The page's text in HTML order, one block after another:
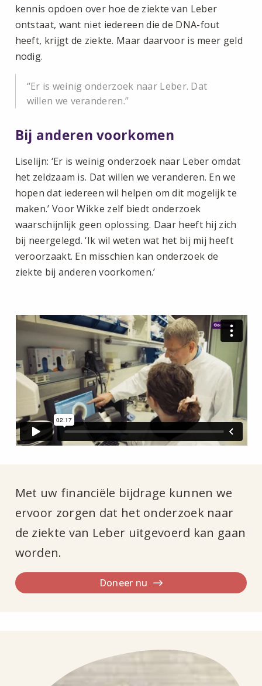
kennis opdoen over hoe de ziekte van Leber
ontstaat, want niet iedereen die de DNA-fout
heeft, krijgt de ziekte. Maar daarvoor is meer geld
nodig.
Er is weinig onderzoek naar Leber. Dat
willen we veranderen.
Bij anderen voorkomen
Liselijn: ‘Er is weinig onderzoek naar Leber omdat
het zeldzaam is. Dat willen we veranderen. En we
hopen dat iedereen wil helpen om dit mogelijk te
maken.’ Voor Wikke zelf biedt onderzoek
waarschijnlijk geen oplossing. Daar heeft hij zich
bij neergelegd. ‘Ik wil weten wat het bij mij heeft
veroorzaakt. En misschien kan onderzoek de
ziekte bij anderen voorkomen.’
Met uw financiële bijdrage kunnen we
ervoor zorgen dat het onderzoek naar
de ziekte van Leber uitgevoerd kan gaan
worden.
Doneer nu